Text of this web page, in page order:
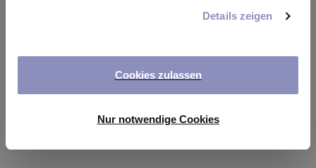
anpassen oder widerrufen. Weitere Details hierzu finden
Details zeigen
Cookies zulassen
Nur notwendige Cookies